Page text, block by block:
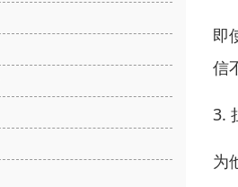
即
信
3.
为